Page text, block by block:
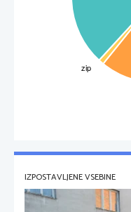
IZPOSTAVLJENE VSEBINE